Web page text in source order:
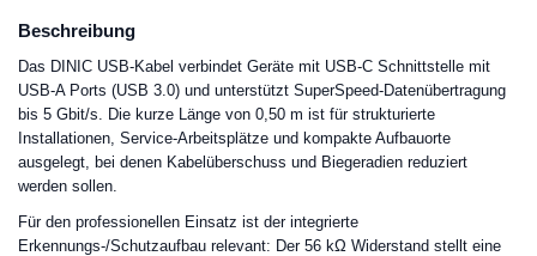
Beschreibung
Das DINIC USB-Kabel verbindet Geräte mit USB-C Schnittstelle mit
USB-A Ports (USB 3.0) und unterstützt SuperSpeed-Datenübertragung
bis 5 Gbit/s. Die kurze Länge von 0,50 m ist für strukturierte
Installationen, Service-Arbeitsplätze und kompakte Aufbauorte
ausgelegt, bei denen Kabelüberschuss und Biegeradien reduziert
werden sollen.
Für den professionellen Einsatz ist der integrierte
Erkennungs-/Schutzaufbau relevant: Der 56 kΩ Widerstand stellt eine